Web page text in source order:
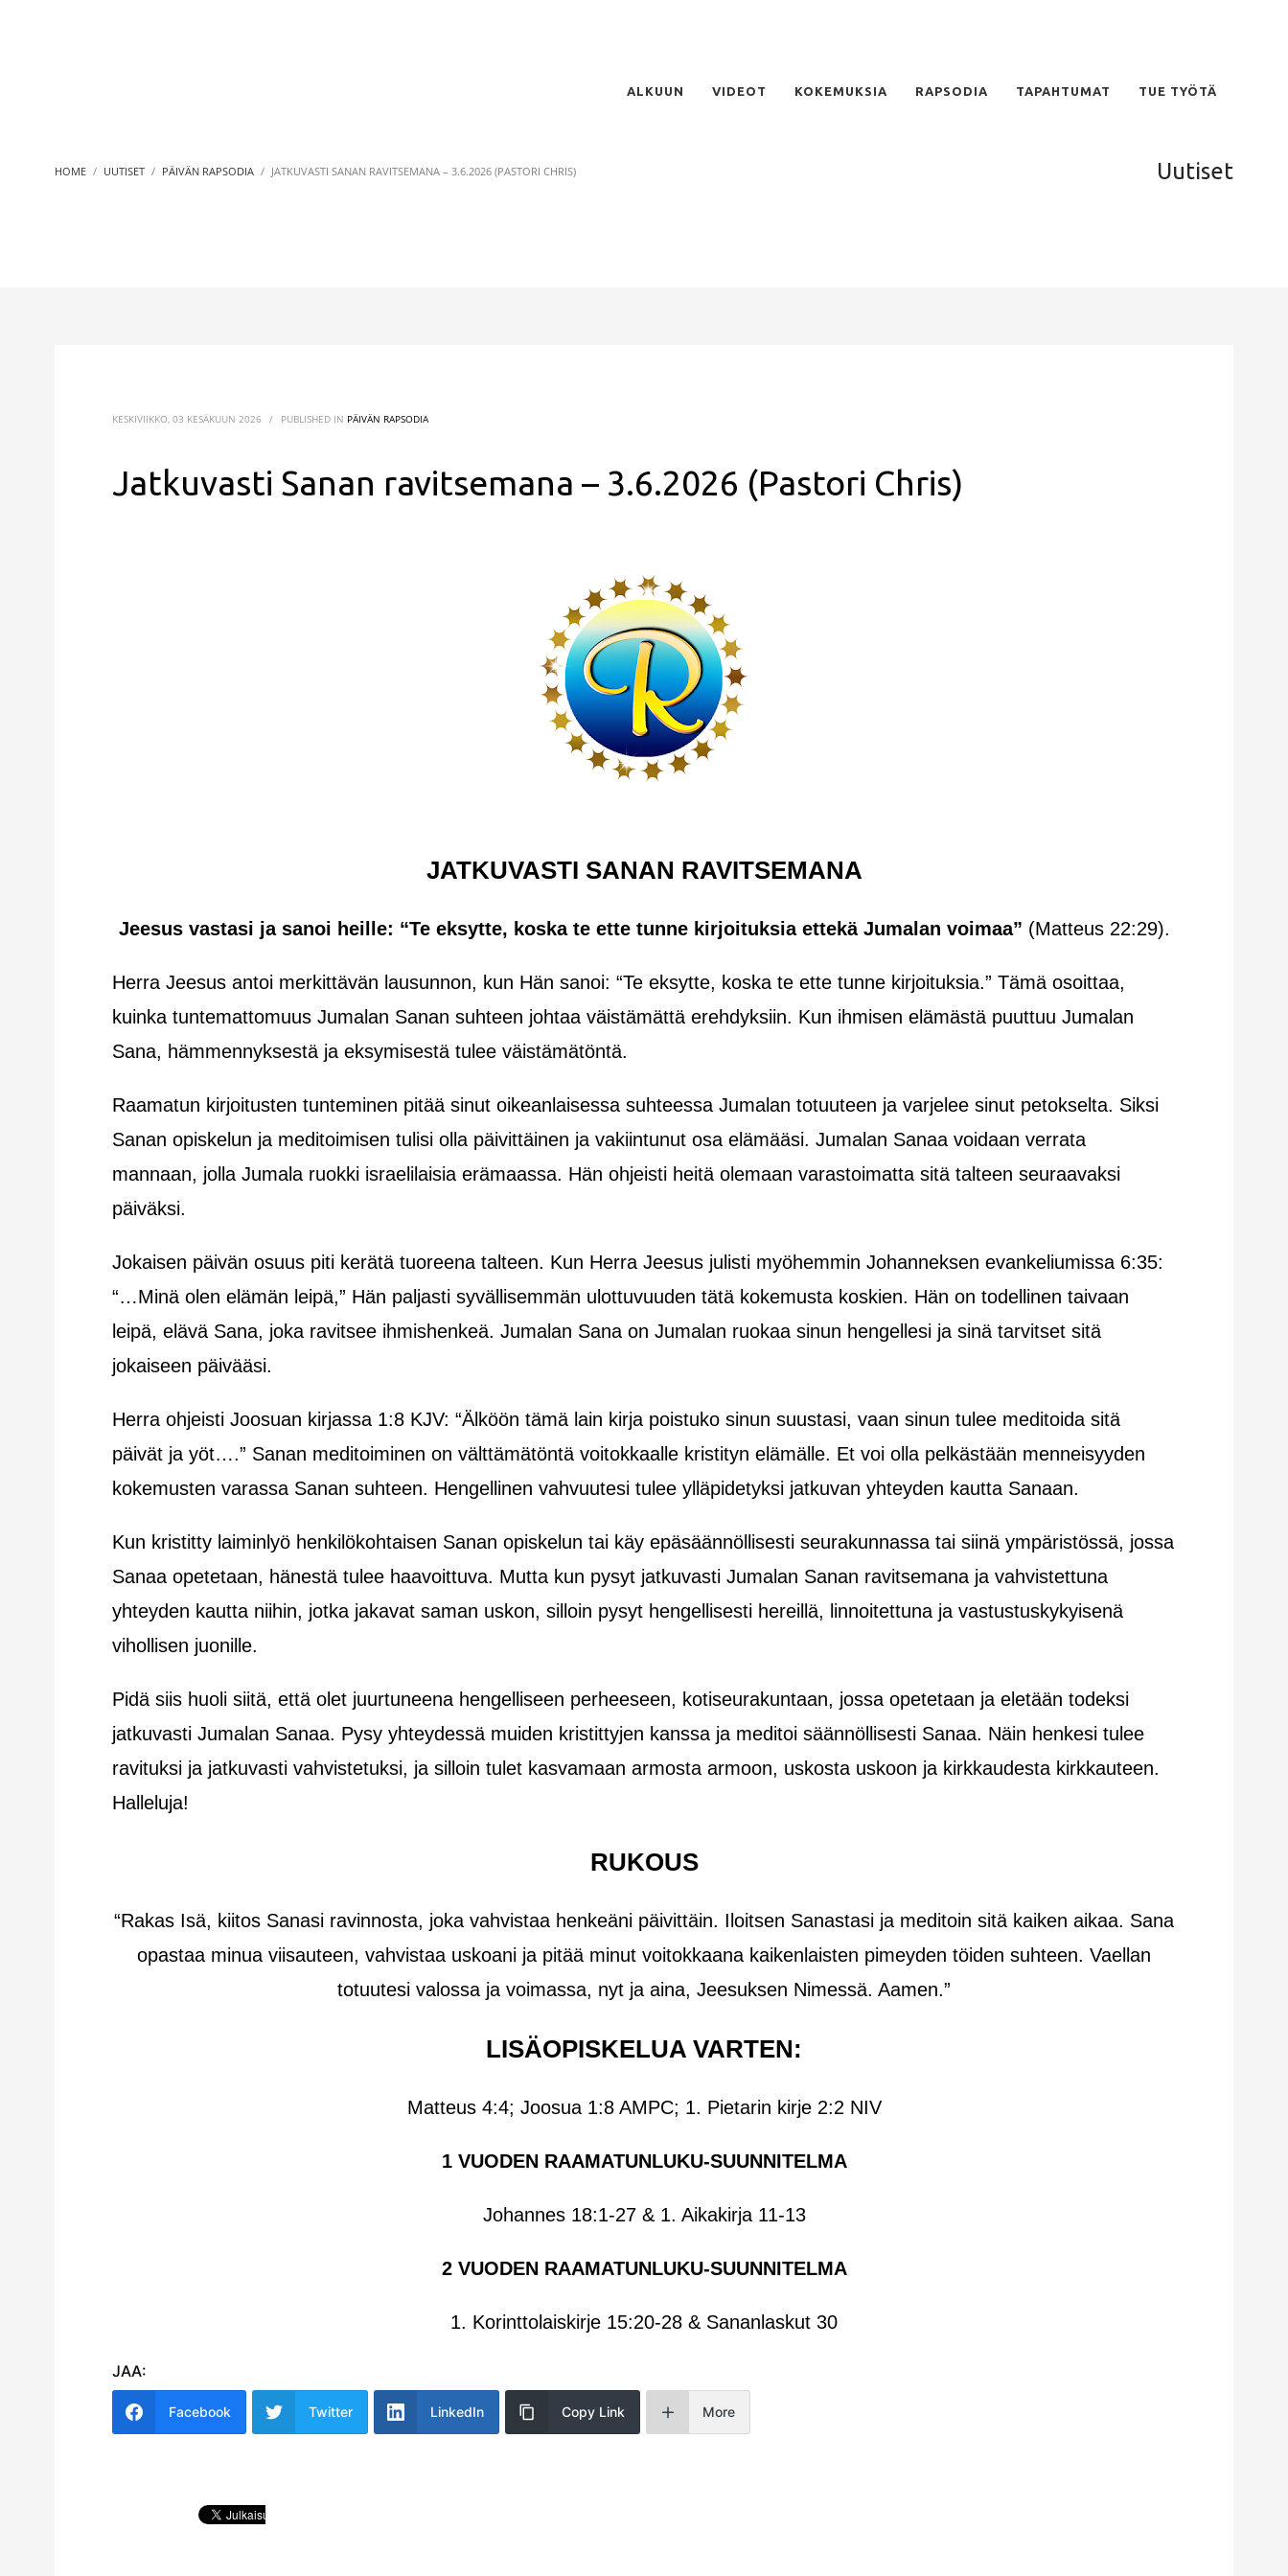
ALKUUN VIDEOT KOKEMUKSIA RAPSODIA TAPAHTUMAT TUE TYÖTÄ
HOME UUTISET PÄIVÄN RAPSODIA JATKUVASTI SANAN RAVITSEMANA – 3.6.2026 (PASTORI CHRIS) Uutiset
KESKIVIIKKO, 03 KESÄKUUN 2026 / PUBLISHED IN PÄIVÄN RAPSODIA
Jatkuvasti Sanan ravitsemana – 3.6.2026 (Pastori Chris)
JATKUVASTI SANAN RAVITSEMANA
Jeesus vastasi ja sanoi heille: “Te eksytte, koska te ette tunne kirjoituksia ettekä Jumalan voimaa” (Matteus 22:29).
Herra Jeesus antoi merkittävän lausunnon, kun Hän sanoi: “Te eksytte, koska te ette tunne kirjoituksia.” Tämä osoittaa,
kuinka tuntemattomuus Jumalan Sanan suhteen johtaa väistämättä erehdyksiin. Kun ihmisen elämästä puuttuu Jumalan
Sana, hämmennyksestä ja eksymisestä tulee väistämätöntä.
Raamatun kirjoitusten tunteminen pitää sinut oikeanlaisessa suhteessa Jumalan totuuteen ja varjelee sinut petokselta. Siksi
Sanan opiskelun ja meditoimisen tulisi olla päivittäinen ja vakiintunut osa elämääsi. Jumalan Sanaa voidaan verrata
mannaan, jolla Jumala ruokki israelilaisia erämaassa. Hän ohjeisti heitä olemaan varastoimatta sitä talteen seuraavaksi
päiväksi.
Jokaisen päivän osuus piti kerätä tuoreena talteen. Kun Herra Jeesus julisti myöhemmin Johanneksen evankeliumissa 6:35:
“…Minä olen elämän leipä,” Hän paljasti syvällisemmän ulottuvuuden tätä kokemusta koskien. Hän on todellinen taivaan
leipä, elävä Sana, joka ravitsee ihmishenkeä. Jumalan Sana on Jumalan ruokaa sinun hengellesi ja sinä tarvitset sitä
jokaiseen päivääsi.
Herra ohjeisti Joosuan kirjassa 1:8 KJV: “Älköön tämä lain kirja poistuko sinun suustasi, vaan sinun tulee meditoida sitä
päivät ja yöt….” Sanan meditoiminen on välttämätöntä voitokkaalle kristityn elämälle. Et voi olla pelkästään menneisyyden
kokemusten varassa Sanan suhteen. Hengellinen vahvuutesi tulee ylläpidetyksi jatkuvan yhteyden kautta Sanaan.
Kun kristitty laiminlyö henkilökohtaisen Sanan opiskelun tai käy epäsäännöllisesti seurakunnassa tai siinä ympäristössä, jossa
Sanaa opetetaan, hänestä tulee haavoittuva. Mutta kun pysyt jatkuvasti Jumalan Sanan ravitsemana ja vahvistettuna
yhteyden kautta niihin, jotka jakavat saman uskon, silloin pysyt hengellisesti hereillä, linnoitettuna ja vastustuskykyisenä
vihollisen juonille.
Pidä siis huoli siitä, että olet juurtuneena hengelliseen perheeseen, kotiseurakuntaan, jossa opetetaan ja eletään todeksi
jatkuvasti Jumalan Sanaa. Pysy yhteydessä muiden kristittyjen kanssa ja meditoi säännöllisesti Sanaa. Näin henkesi tulee
ravituksi ja jatkuvasti vahvistetuksi, ja silloin tulet kasvamaan armosta armoon, uskosta uskoon ja kirkkaudesta kirkkauteen.
Halleluja!
RUKOUS
“Rakas Isä, kiitos Sanasi ravinnosta, joka vahvistaa henkeäni päivittäin. Iloitsen Sanastasi ja meditoin sitä kaiken aikaa. Sana
opastaa minua viisauteen, vahvistaa uskoani ja pitää minut voitokkaana kaikenlaisten pimeyden töiden suhteen. Vaellan
totuutesi valossa ja voimassa, nyt ja aina, Jeesuksen Nimessä. Aamen.”
LISÄOPISKELUA VARTEN:
Matteus 4:4; Joosua 1:8 AMPC; 1. Pietarin kirje 2:2 NIV
1 VUODEN RAAMATUNLUKU-SUUNNITELMA
Johannes 18:1-27 & 1. Aikakirja 11-13
2 VUODEN RAAMATUNLUKU-SUUNNITELMA
1. Korinttolaiskirje 15:20-28 & Sananlaskut 30
JAA:
Facebook Twitter LinkedIn Copy Link More